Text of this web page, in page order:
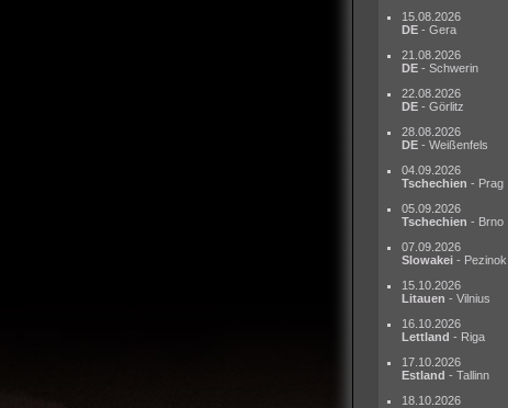
15.08.2026
DE - Gera
21.08.2026
DE - Schwerin
22.08.2026
DE - Görlitz
28.08.2026
DE - Weißenfels
04.09.2026
Tschechien - Prag
05.09.2026
Tschechien - Brno
07.09.2026
Slowakei - Pezinok
15.10.2026
Litauen - Vilnius
16.10.2026
Lettland - Riga
17.10.2026
Estland - Tallinn
18.10.2026